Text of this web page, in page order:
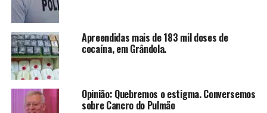
Apreendidas mais de 183 mil doses de
cocaína, em Grândola.
Opinião: Quebremos o estigma. Conversemos
sobre Cancro do Pulmão